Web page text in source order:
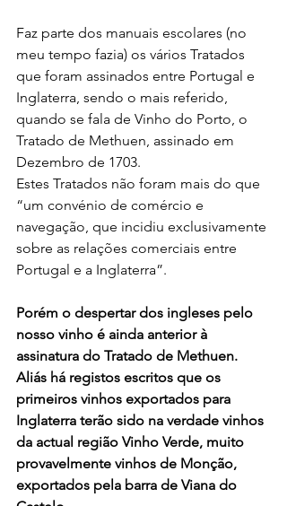
Faz parte dos manuais escolares (no
meu tempo fazia) os vários Tratados
que foram assinados entre Portugal e
Inglaterra, sendo o mais referido,
quando se fala de Vinho do Porto, o
Tratado de Methuen, assinado em
Dezembro de 1703.
Estes Tratados não foram mais do que
“um convénio de comércio e
navegação, que incidiu exclusivamente
sobre as relações comerciais entre
Portugal e a Inglaterra”.
Porém o despertar dos ingleses pelo
nosso vinho é ainda anterior à
assinatura do Tratado de Methuen.
Aliás há registos escritos que os
primeiros vinhos exportados para
Inglaterra terão sido na verdade vinhos
da actual região Vinho Verde, muito
provavelmente vinhos de Monção,
exportados pela barra de Viana do